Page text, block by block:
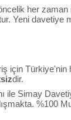
her zaman
Yeni davetiye
için Türkiye'nin
dir.
ile Simay
%100